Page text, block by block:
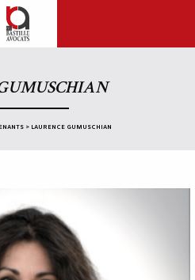
> LAURENCE GUMUSCHIAN